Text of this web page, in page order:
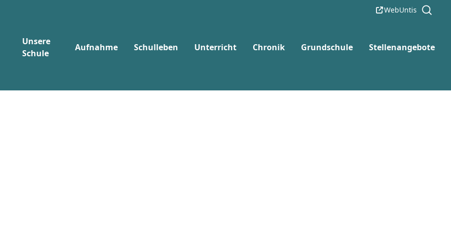
WebUntis
Unsere
Schule
Aufnahme Schulleben Unterricht Chronik Grundschule Stellenangebote